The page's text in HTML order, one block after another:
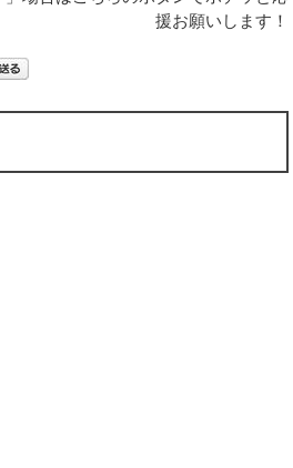
援お願いします！